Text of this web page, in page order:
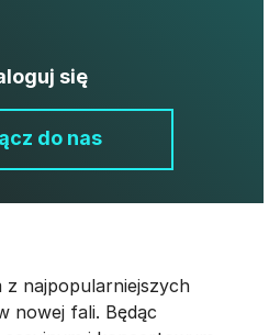
się
do nas
z najpopularniejszych
nowej fali. Będąc